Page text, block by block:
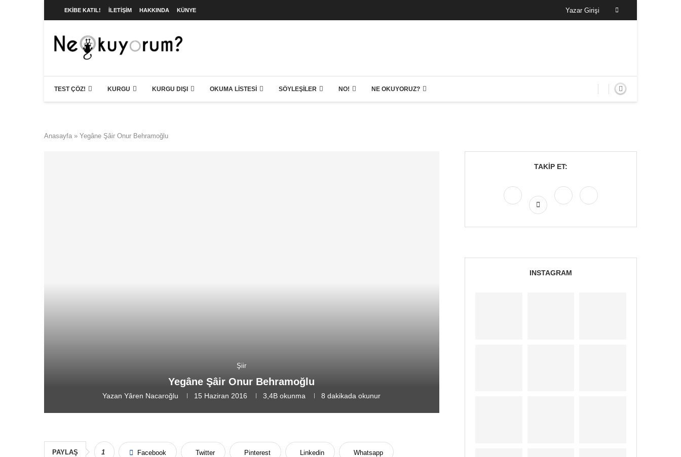
EKIBE KATIL! İLETIŞIM HAKKINDA KÜNYE Yazar Girişi
TEST ÇÖZ! KURGU KURGU DIŞI OKUMA LISTESI SÖYLEŞILER NO! NE OKUYORUZ?
Anasayfa » Yegâne Şâir Onur Behramoğlu
Şiir
Yegâne Şâir Onur Behramoğlu
YazanYâren Nacaroğlu 15 Haziran 2016 3,4B okunma 8 dakikada okunur
PAYLAŞ 1 Facebook Twitter Pinterest Linkedin Whatsapp
TAKIP ET:
INSTAGRAM